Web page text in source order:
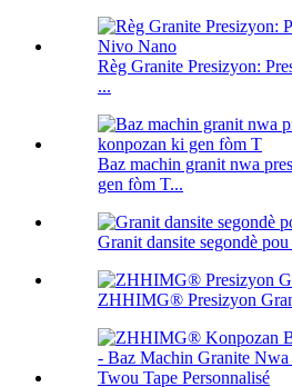
Règ Granite Presizyon:
...
Baz machin granit nwa
gen fòm T...
Granit dansite segondè
ZHHIMG® Presizyon